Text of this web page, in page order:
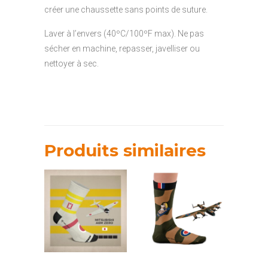
créer une chaussette sans points de suture.
Laver à l’envers (40ºC/100ºF max). Ne pas
sécher en machine, repasser, javelliser ou
nettoyer à sec.
Produits similaires